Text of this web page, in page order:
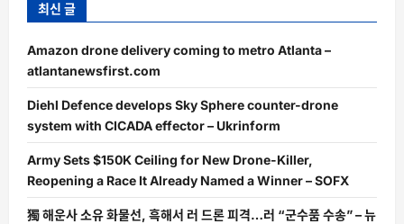
최신 글
Amazon drone delivery coming to metro Atlanta –
atlantanewsfirst.com
Diehl Defence develops Sky Sphere counter-drone
system with CICADA effector – Ukrinform
Army Sets $150K Ceiling for New Drone-Killer,
Reopening a Race It Already Named a Winner – SOFX
獨 해운사 소유 화물선, 흑해서 러 드론 피격…러 “군수품 수송” – 뉴